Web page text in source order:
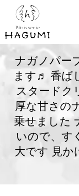
ナガノパー
ます♬ 香ば
スタードク
厚な甘さの
乗せました
いので、す
大です 見か